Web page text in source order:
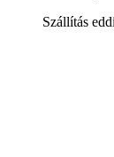
Szállítás